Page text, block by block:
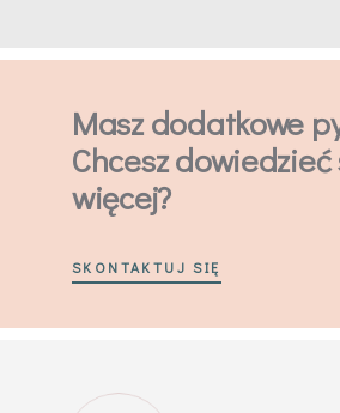
Masz dodatkowe
Chcesz dowiedzieć
więcej?
SKONTAKTUJ SIĘ
C A L .